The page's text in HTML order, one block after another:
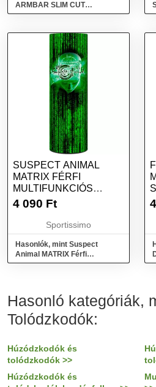
ARMBAR SLIM CUT
Multifunkciós zsebkés,
SUSPECT ANIMAL
MATRIX FÉRFI
MULTIFUNKCIÓS
KENDŐ, ZÖLD, MÉRET
4 090 Ft
Sportissimo
Hasonlók, mint Suspect
Animal MATRIX Férfi
multifunkciós kendő, zöld,
Hasonló kategóriák,
Tolódzkodók:
Húzódzkodók és
tolódzkodók >>
Húzódzkodók és